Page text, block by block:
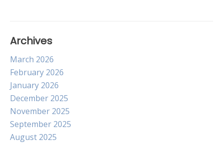
Archives
March 2026
February 2026
January 2026
December 2025
November 2025
September 2025
August 2025